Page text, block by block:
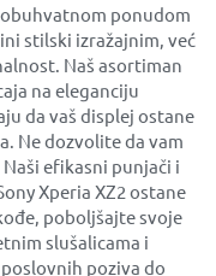
ponudom
stilski izražajnim, već
Naš asortiman
na eleganciju
da vaš displej ostane
Ne dozvolite da vam
efikasni punjači i
Xperia XZ2 ostane
poboljšajte svoje
slušalicama i
poziva do